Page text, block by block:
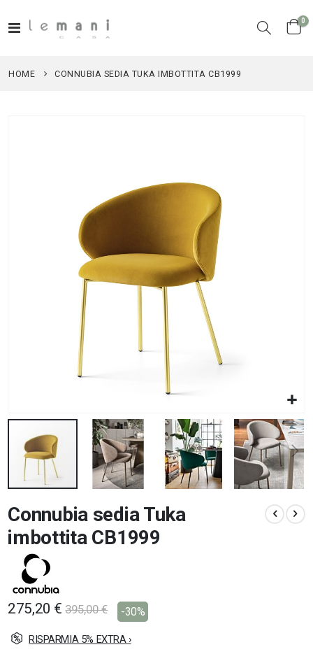
Toggle
Cart
0
HOME CONNUBIA SEDIA TUKA IMBOTTITA CB1999
all'inizio
della
galleria
immagini
Connubia sedia Tuka
imbottita CB1999
275,20 € 395,00 € -30%
RISPARMIA 5% EXTRA ›